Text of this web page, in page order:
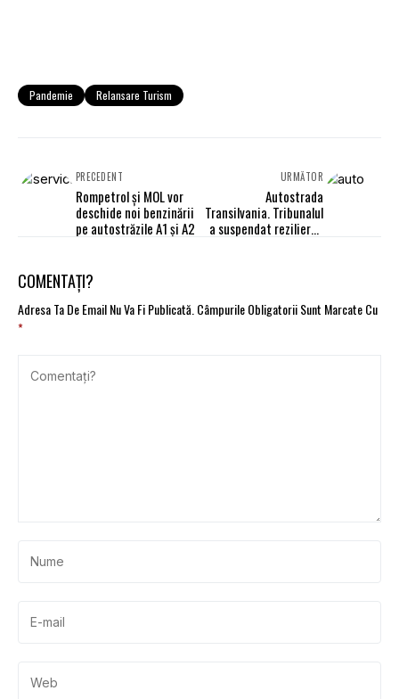
Pandemie Relansare Turism
PRECEDENT
Rompetrol şi MOL vor
deschide noi benzinării
pe autostrăzile A1 şi A2
URMĂTOR
Autostrada
Transilvania. Tribunalul
a suspendat rezilierea
COMENTAȚI?
Adresa Ta De Email Nu Va Fi Publicată.Câmpurile Obligatorii Sunt Marcate Cu
*